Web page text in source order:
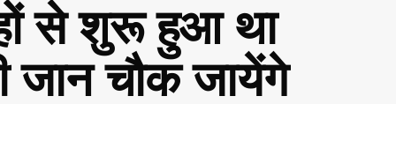
से शुरू हुआ था
जान चौक जायेंगे